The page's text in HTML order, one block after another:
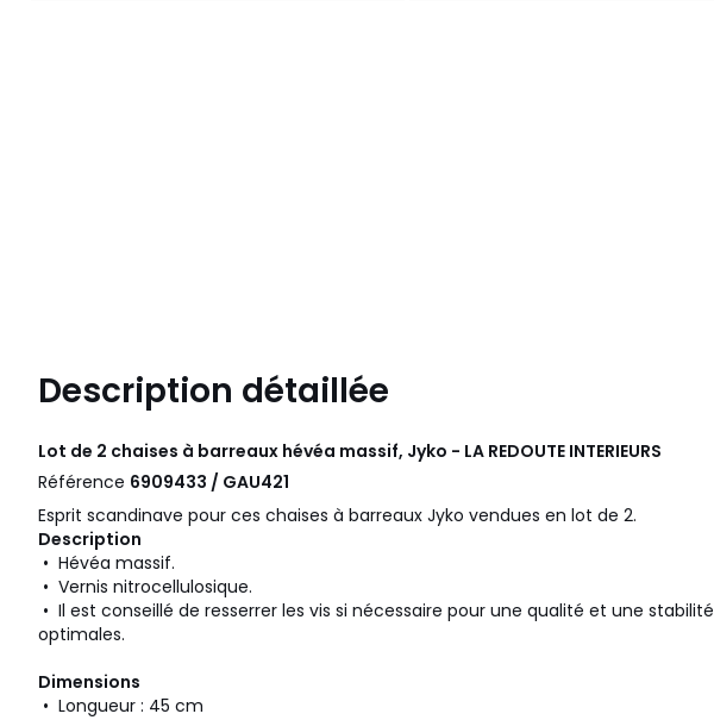
Description détaillée
Lot de 2 chaises à barreaux hévéa massif, Jyko - LA REDOUTE INTERIEURS
Référence 6909433 / GAU421
Esprit scandinave pour ces chaises à barreaux Jyko vendues en lot de 2.
Description
• Hévéa massif.
• Vernis nitrocellulosique.
• Il est conseillé de resserrer les vis si nécessaire pour une qualité et une stabilité
optimales.
Dimensions
• Longueur : 45 cm